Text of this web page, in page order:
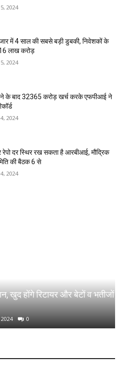
2024
में 4 साल की सबसे बड़ी डुबकी, निवेशकों के
लाख करोड़
2024
के बाद 32365 करोड़ खर्च करके एफपीआई ने
2024
रेपो दर स्थिर रख सकता है आरबीआई, मौद्रिक
की बैठक 6 से
2024
खुद होंगे रिटायर और बेटों व भतीजों
0